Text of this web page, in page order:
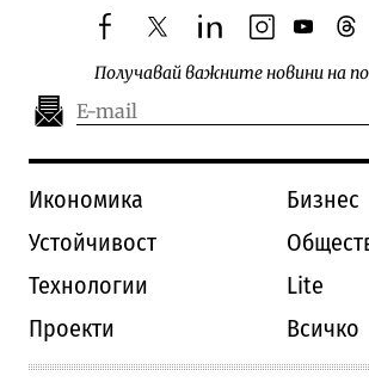
facebooktwitterlinkedininstagram
youtube
Получавай важните новини на
Икономика
Бизнес
Устойчивост
Технологии
Lite
Проекти
Всичко